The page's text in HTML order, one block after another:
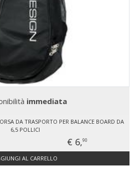
immediata
DA TRASPORTO PER BALANCE BOARD DA
6,5 POLLICI
€ 6,90
AL CARRELLO